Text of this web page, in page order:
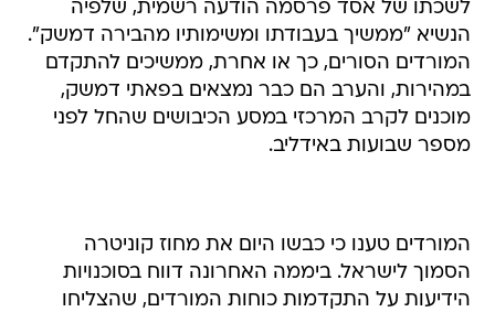
לשכתו של אסד פרסמה הודעה רשמית, שלפיה
הנשיא "ממשיך בעבודתו ומשימותיו מהבירה דמשק".
המורדים הסורים, כך או אחרת, ממשיכים להתקדם
במהירות, והערב הם כבר נמצאים בפאתי דמשק,
מוכנים לקרב המרכזי במסע הכיבושים שהחל לפני
מספר שבועות באידליב.
המורדים טענו כי כבשו היום את מחוז קוניטרה
הסמוך לישראל. ביממה האחרונה דווח בסוכנויות
הידיעות על התקדמות כוחות המורדים, שהצליחו